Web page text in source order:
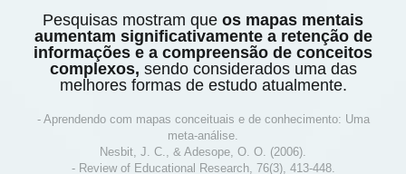
Pesquisas mostram que os mapas mentais
aumentam significativamente a retenção de
informações e a compreensão de conceitos
complexos, sendo considerados uma das
melhores formas de estudo atualmente.
- Aprendendo com mapas conceituais e de conhecimento: Uma
meta-análise.
Nesbit, J. C., & Adesope, O. O. (2006).
- Review of Educational Research, 76(3), 413-448.